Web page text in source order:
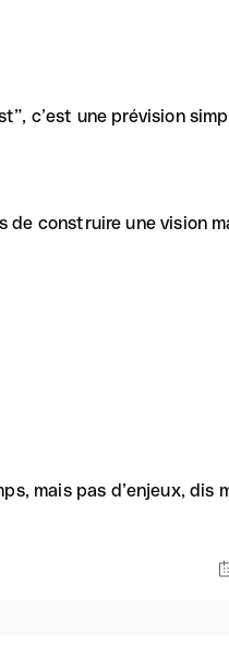
c’est une prévision
de construire une vision
mais pas d’enjeux, dis